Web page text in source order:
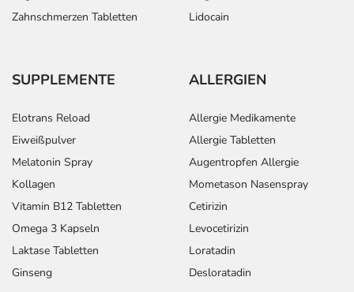
Zahnschmerzen Tabletten
Lidocain
SUPPLEMENTE
Elotrans Reload
Eiweißpulver
Melatonin Spray
Kollagen
Vitamin B12 Tabletten
Omega 3 Kapseln
Laktase Tabletten
Ginseng
ALLERGIEN
Allergie Medikamente
Allergie Tabletten
Augentropfen Allergie
Mometason Nasenspray
Cetirizin
Levocetirizin
Loratadin
Desloratadin